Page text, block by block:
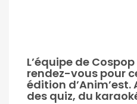
L’équipe de
rendez-vous pour
édition
des quiz, du